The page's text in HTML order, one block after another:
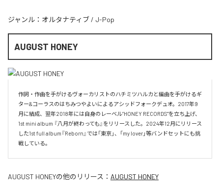
ジャンル： オルタナティブ / J-Pop
AUGUST HONEY
作詞・作曲を手がけるヴォーカリストのハチミツハルカと編曲を手がけるギ
ター&コーラスのはちみつやよいによるアシッドフォークデュオ。2017年9
月に結成、翌年2018年には自身のレーベル”HONEY RECORDS"を立ち上げ、
1st mini album 『八月が終わっても』をリリースした。2024年12月にリリース
した1st full album『Reborn』では「東京」、「my lover」等バンドセットにも挑
戦している。
AUGUST HONEYの他のリリース： AUGUST HONEY